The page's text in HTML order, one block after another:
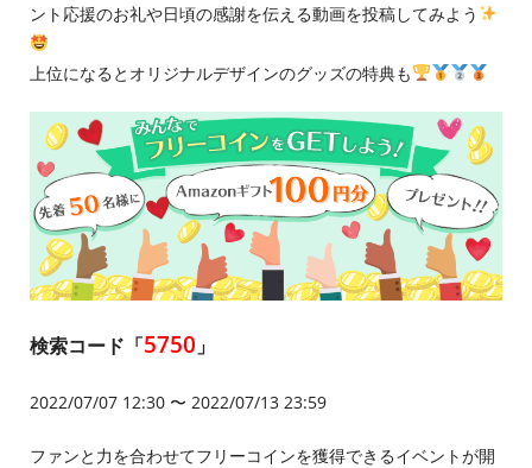
ント応援のお礼や日頃の感謝を伝える動画を投稿してみよう
上位になるとオリジナルデザインのグッズの特典も
検索コード「5750 」
2022/07/07 12:30 〜 2022/07/13 23:59
ファンと力を合わせてフリーコインを獲得できるイベントが開